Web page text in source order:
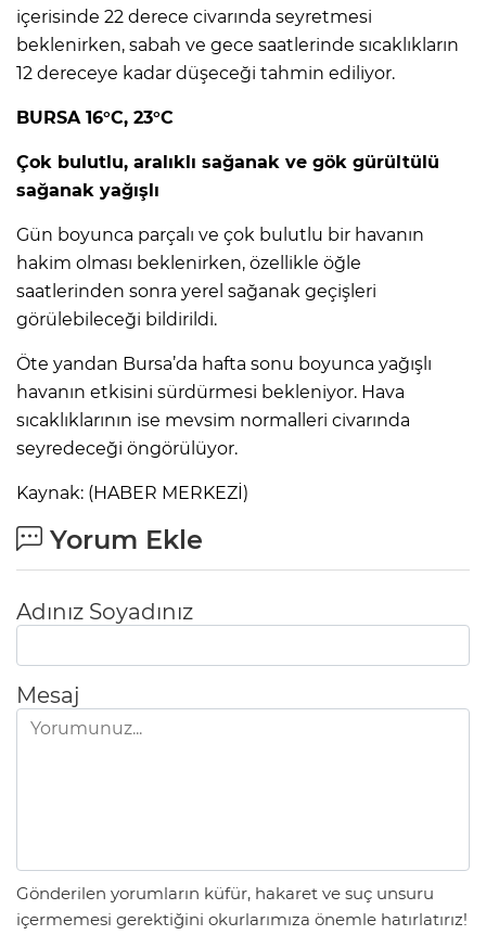
içerisinde 22 derece civarında seyretmesi
beklenirken, sabah ve gece saatlerinde sıcaklıkların
12 dereceye kadar düşeceği tahmin ediliyor.
BURSA 16°C, 23°C
Çok bulutlu, aralıklı sağanak ve gök gürültülü
sağanak yağışlı
Gün boyunca parçalı ve çok bulutlu bir havanın
hakim olması beklenirken, özellikle öğle
saatlerinden sonra yerel sağanak geçişleri
görülebileceği bildirildi.
Öte yandan Bursa’da hafta sonu boyunca yağışlı
havanın etkisini sürdürmesi bekleniyor. Hava
sıcaklıklarının ise mevsim normalleri civarında
seyredeceği öngörülüyor.
Kaynak: (HABER MERKEZİ)
Yorum Ekle
Adınız Soyadınız
Mesaj
Gönderilen yorumların küfür, hakaret ve suç unsuru
içermemesi gerektiğini okurlarımıza önemle hatırlatırız!